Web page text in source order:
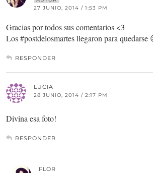
27 JUNIO, 2014 / 1:53 PM
Gracias por todos sus comentarios <3
Los #postdelosmartes llegaron para quedarse
RESPONDER
LUCIA
28 JUNIO, 2014 / 2:17 PM
Divina esa foto!
RESPONDER
FLOR